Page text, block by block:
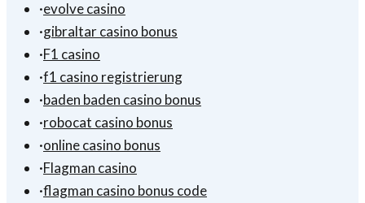
·evolve casino
·gibraltar casino bonus
·F1 casino
·f1 casino registrierung
·baden baden casino bonus
·robocat casino bonus
·online casino bonus
·Flagman casino
·flagman casino bonus code